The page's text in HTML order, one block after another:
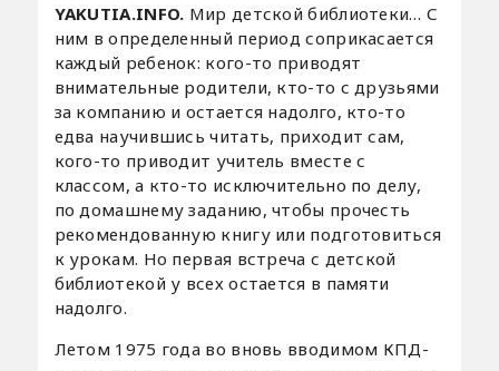
YAKUTIA.INFO. Мир детской библиотеки… С
ним в определенный период соприкасается
каждый ребенок: кого-то приводят
внимательные родители, кто-то с друзьями
за компанию и остается надолго, кто-то
едва научившись читать, приходит сам,
кого-то приводит учитель вместе с
классом, а кто-то исключительно по делу,
по домашнему заданию, чтобы прочесть
рекомендованную книгу или подготовиться
к урокам. Но первая встреча с детской
библиотекой у всех остается в памяти
надолго.
Летом 1975 года во вновь вводимом КПД-